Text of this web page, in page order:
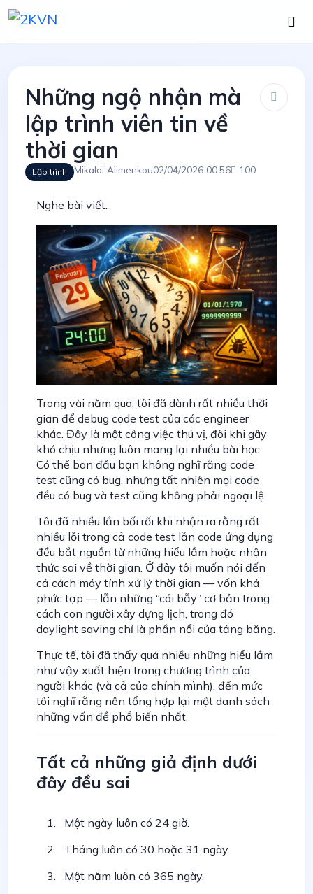
Những ngộ nhận mà
lập trình viên tin về
thời gian
Lập trình Mikalai Alimenkou02/04/2026 00:56 100
Nghe bài viết:
Trong vài năm qua, tôi đã dành rất nhiều thời
gian để debug code test của các engineer
khác. Đây là một công việc thú vị, đôi khi gây
khó chịu nhưng luôn mang lại nhiều bài học.
Có thể ban đầu bạn không nghĩ rằng code
test cũng có bug, nhưng tất nhiên mọi code
đều có bug và test cũng không phải ngoại lệ.
Tôi đã nhiều lần bối rối khi nhận ra rằng rất
nhiều lỗi trong cả code test lẫn code ứng dụng
đều bắt nguồn từ những hiểu lầm hoặc nhận
thức sai về thời gian. Ở đây tôi muốn nói đến
cả cách máy tính xử lý thời gian — vốn khá
phức tạp — lẫn những “cái bẫy” cơ bản trong
cách con người xây dựng lịch, trong đó
daylight saving chỉ là phần nổi của tảng băng.
Thực tế, tôi đã thấy quá nhiều những hiểu lầm
như vậy xuất hiện trong chương trình của
người khác (và cả của chính mình), đến mức
tôi nghĩ rằng nên tổng hợp lại một danh sách
những vấn đề phổ biến nhất.
Tất cả những giả định dưới
đây đều sai
Một ngày luôn có 24 giờ.
Tháng luôn có 30 hoặc 31 ngày.
Một năm luôn có 365 ngày.